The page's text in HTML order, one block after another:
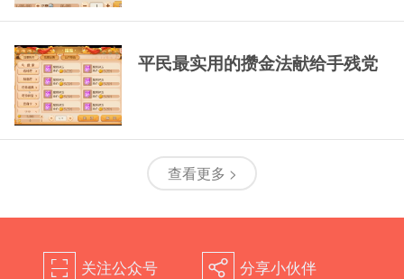
平民最实用的攒金法献给手残党
查看更多 >
򰀁 关注公众号 򰀂 分享小伙伴